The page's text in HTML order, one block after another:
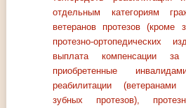
отдельным категориям
ветеранов протезов (кроме
протезно-ортопедических
выплата компенсации за
приобретенные
реабилитации
зубных протезов),